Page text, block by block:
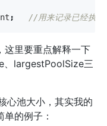
; //用来记录已经执行
这里要重点解释一下
largestPoolSize三
心池大小，其实我的
的例子：